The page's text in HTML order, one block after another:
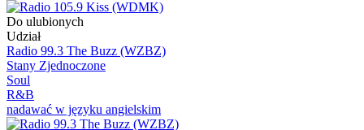
Do ulubionych
Udział
Radio 99.3 The Buzz (WZBZ)
Stany Zjednoczone
Soul
R&B
nadawać w języku angielskim